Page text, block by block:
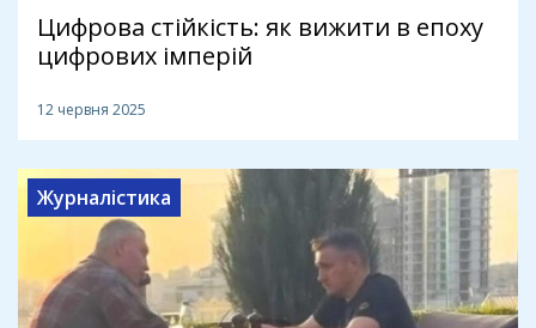
Цифрова стійкість: як вижити в епоху
цифрових імперій
12 червня 2025
Журналістика